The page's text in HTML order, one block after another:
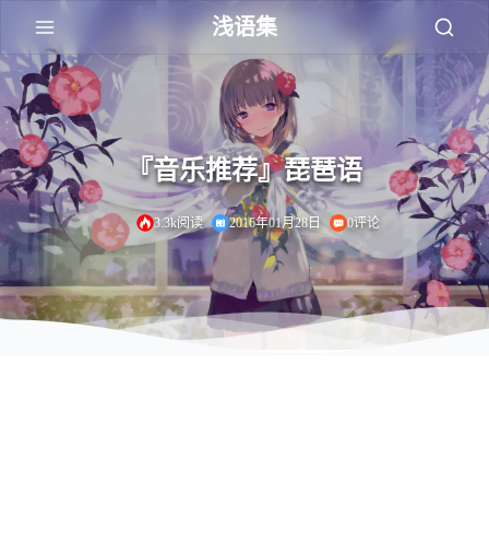
浅语集
『音乐推荐』琵琶语
3.3k阅读 2016年01月28日 0评论